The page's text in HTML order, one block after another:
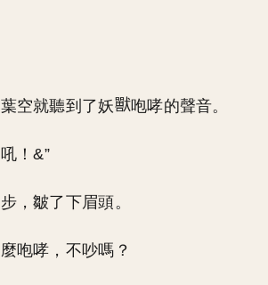
空就聽到了妖 咆哮的聲音。
！&”
，皺了下眉頭。
咆哮，不吵嗎？